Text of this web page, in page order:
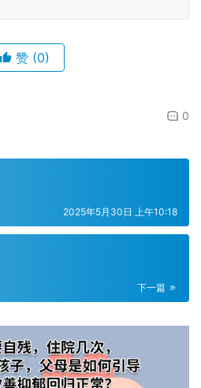
赞 (0)
0
2025年5月30日 上午10:18
下一篇